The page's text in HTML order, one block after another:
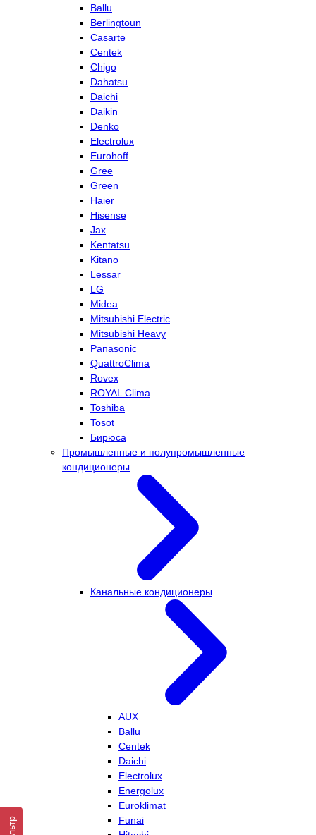
Ballu
Berlingtoun
Casarte
Centek
Chigo
Dahatsu
Daichi
Daikin
Denko
Electrolux
Eurohoff
Gree
Green
Haier
Hisense
Jax
Kentatsu
Kitano
Lessar
LG
Midea
Mitsubishi Electric
Mitsubishi Heavy
Panasonic
QuattroClima
Rovex
ROYAL Clima
Toshiba
Tosot
Бирюса
Промышленные и полупромышленные
кондиционеры
Канальные кондиционеры
AUX
Ballu
Centek
Daichi
Electrolux
Energolux
Euroklimat
Funai